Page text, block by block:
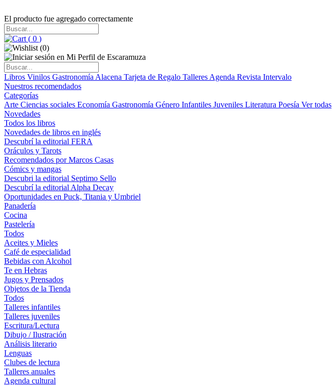
El producto fue agregado correctamente
( 0 )
(0)
Libros Vinilos Gastronomía Alacena Tarjeta de Regalo Talleres Agenda Revista Intervalo
Nuestros recomendados
Categorías
Arte Ciencias sociales Economía Gastronomía Género Infantiles Juveniles Literatura Poesía Ver todas
Novedades
Todos los libros
Novedades de libros en inglés
Descubrí la editorial FERA
Oráculos y Tarots
Recomendados por Marcos Casas
Cómics y mangas
Descubri la editorial Septimo Sello
Descubrí la editorial Alpha Decay
Oportunidades en Puck, Titania y Umbriel
Panadería
Cocina
Pastelería
Todos
Aceites y Mieles
Café de especialidad
Bebidas con Alcohol
Te en Hebras
Jugos y Prensados
Objetos de la Tienda
Todos
Talleres infantiles
Talleres juveniles
Escritura/Lectura
Dibujo / Ilustración
Análisis literario
Lenguas
Clubes de lectura
Talleres anuales
Agenda cultural